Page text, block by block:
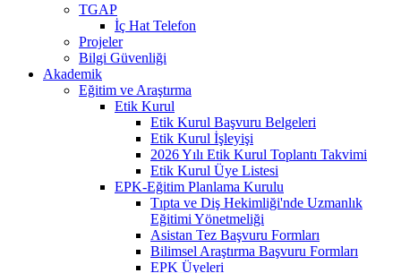
TGAP
İç Hat Telefon
Projeler
Bilgi Güvenliği
Akademik
Eğitim ve Araştırma
Etik Kurul
Etik Kurul Başvuru Belgeleri
Etik Kurul İşleyişi
2026 Yılı Etik Kurul Toplantı Takvimi
Etik Kurul Üye Listesi
EPK-Eğitim Planlama Kurulu
Tıpta ve Diş Hekimliği'nde Uzmanlık
Eğitimi Yönetmeliği
Asistan Tez Başvuru Formları
Bilimsel Araştırma Başvuru Formları
EPK Üyeleri